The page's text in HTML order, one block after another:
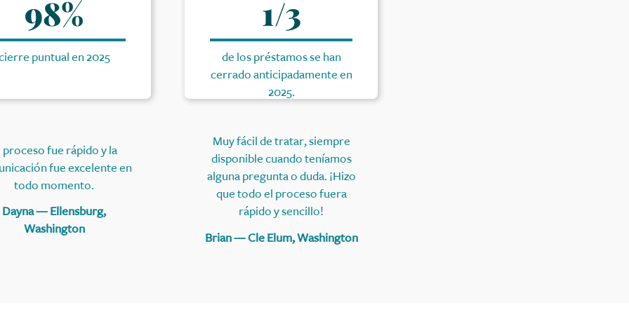
98%
puntual en 2025
1/3
de los préstamos se han
cerrado anticipadamente en
2025.
proceso fue rápido y la
fue excelente en
todo momento.
Dayna — Ellensburg,
Washington
Muy fácil de tratar, siempre
disponible cuando teníamos
alguna pregunta o duda. ¡Hizo
que todo el proceso fuera
rápido y sencillo!
Brian — Cle Elum, Washington